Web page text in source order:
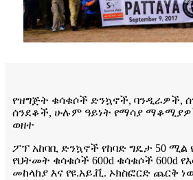
የዝግጅት ቁሳቁሶች ድንኳኖች, ባንዲራዎች,
ሰንደቆች, ሁሉም ዓይነት የማሳያ
ወዘተ
ፖፕ አከባቢ ድንኳኖች የከባድ ግዴታ 50
የህትመት ቁሳቁሶች 600d ቁሳቁሶች 600d
መከላከያ እና የዩ.አይ.ቪ. ኦክስፎርድ ጨርቅ